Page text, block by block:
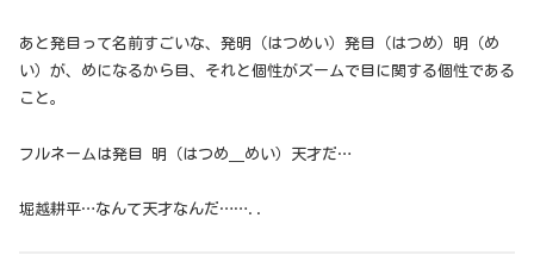
あと発目って名前すごいな、発明（はつめい）発目（はつめ）明（め
い）が、めになるから目、それと個性がズームで目に関する個性である
こと。
フルネームは発目 明（はつめ＿めい）天才だ…
堀越耕平…なんて天才なんだ……..